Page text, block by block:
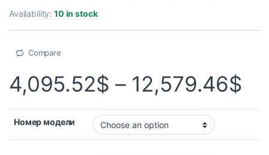
Availability:10 in stock
Compare
4,095.52$ – 12,579.46$
Номер модели